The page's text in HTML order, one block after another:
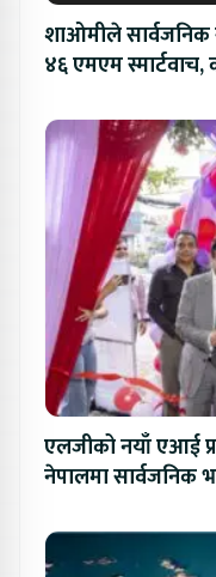
शाओमीले सार्वजनिक
४६ एमएम स्मार्टवाच,
एलजीको नयाँ एआई
नेपालमा सार्वजनिक